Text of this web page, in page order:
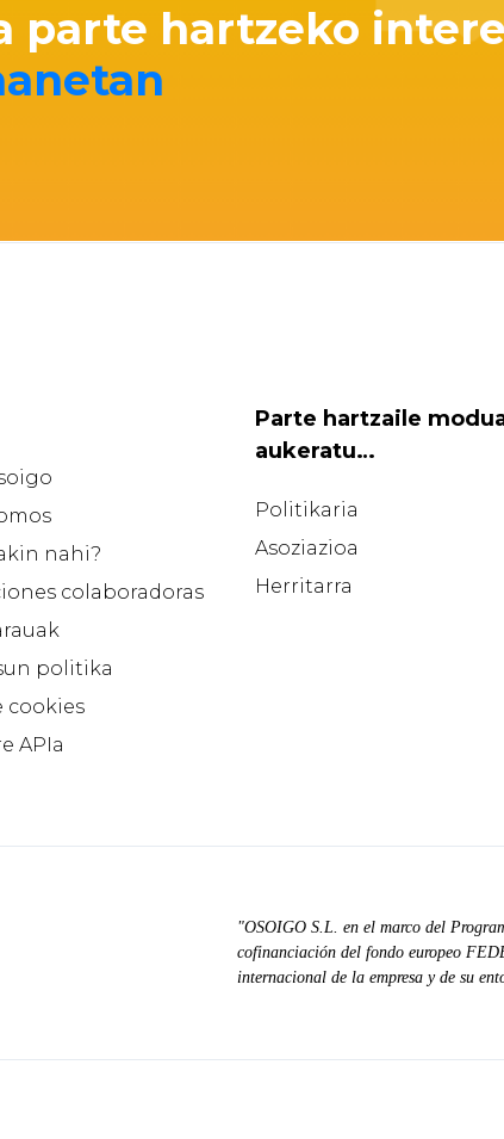
parte hartzeko
nahi?
colaboradoras
politika
cookies
APIa
Parte hartzaile
aukeratu…
Politikaria
Asoziazioa
Herritarra
"OSOIGO S.L. en el marco del
cofinanciación del fondo europeo
internacional de la empresa y de su